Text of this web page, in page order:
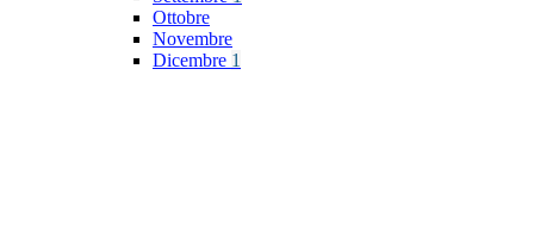
Ottobre
Novembre
Dicembre 1